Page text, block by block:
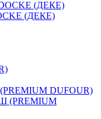
(ДЕКЕ)
DUFOUR)